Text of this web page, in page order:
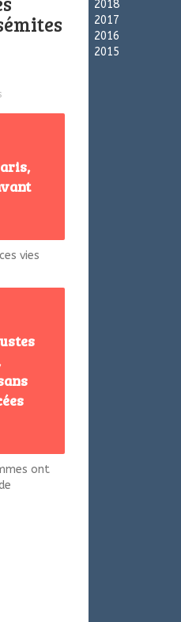
2018
2017
2016
2015
vies
ont